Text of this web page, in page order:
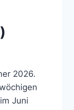
2026.
Juni